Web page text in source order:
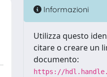
Informazioni
Utilizza questo
citare o creare un
documento:
https://